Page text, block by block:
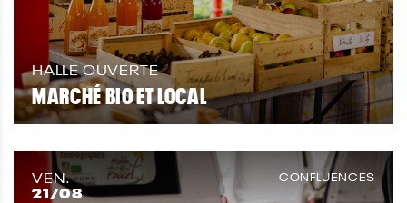
HALLE OUVERTE
MARCHÉ BIO ET LOCAL
VEN.
21/08
CONFLUENCES